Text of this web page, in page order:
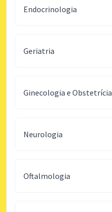
Endocrinologia
Geriatria
Ginecologia e Obstetrícia
Neurologia
Oftalmologia